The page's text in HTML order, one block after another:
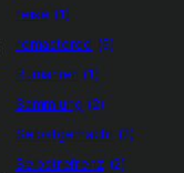
reise (1)
remastered (5)
Rumänien (1)
Sammlung (2)
Selbstgemacht (2)
Selbstrefrenz (2)